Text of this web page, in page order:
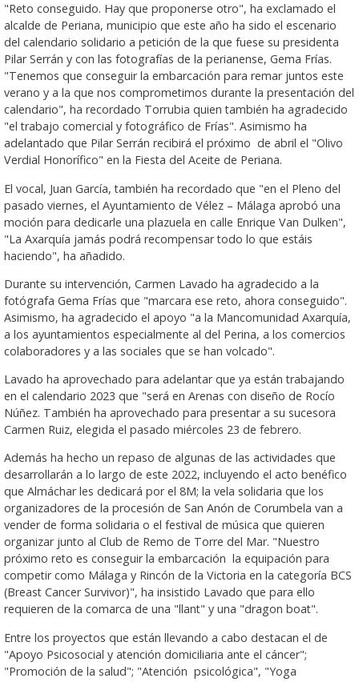
"Reto conseguido. Hay que proponerse otro", ha exclamado el
alcalde de Periana, municipio que este año ha sido el escenario
del calendario solidario a petición de la que fuese su presidenta
Pilar Serrán y con las fotografías de la perianense, Gema Frías.
"Tenemos que conseguir la embarcación para remar juntos este
verano y a la que nos comprometimos durante la presentación del
calendario", ha recordado Torrubia quien también ha agradecido
"el trabajo comercial y fotográfico de Frías". Asimismo ha
adelantado que Pilar Serrán recibirá el próximo de abril el "Olivo
Verdial Honorífico" en la Fiesta del Aceite de Periana.
El vocal, Juan García, también ha recordado que "en el Pleno del
pasado viernes, el Ayuntamiento de Vélez – Málaga aprobó una
moción para dedicarle una plazuela en calle Enrique Van Dulken",
"La Axarquía jamás podrá recompensar todo lo que estáis
haciendo", ha añadido.
Durante su intervención, Carmen Lavado ha agradecido a la
fotógrafa Gema Frías que "marcara ese reto, ahora conseguido".
Asimismo, ha agradecido el apoyo "a la Mancomunidad Axarquía,
a los ayuntamientos especialmente al del Perina, a los comercios
colaboradores y a las sociales que se han volcado".
Lavado ha aprovechado para adelantar que ya están trabajando
en el calendario 2023 que "será en Arenas con diseño de Rocío
Núñez. También ha aprovechado para presentar a su sucesora
Carmen Ruiz, elegida el pasado miércoles 23 de febrero.
Además ha hecho un repaso de algunas de las actividades que
desarrollarán a lo largo de este 2022, incluyendo el acto benéfico
que Almáchar les dedicará por el 8M; la vela solidaria que los
organizadores de la procesión de San Anón de Corumbela van a
vender de forma solidaria o el festival de música que quieren
organizar junto al Club de Remo de Torre del Mar. "Nuestro
próximo reto es conseguir la embarcación la equipación para
competir como Málaga y Rincón de la Victoria en la categoría BCS
(Breast Cancer Survivor)", ha insistido Lavado que para ello
requieren de la comarca de una "llant" y una "dragon boat".
Entre los proyectos que están llevando a cabo destacan el de
"Apoyo Psicosocial y atención domiciliaria ante el cáncer";
"Promoción de la salud"; "Atención psicológica", "Yoga